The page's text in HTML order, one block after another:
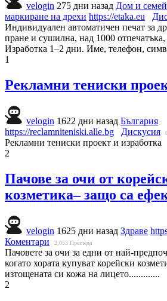
velogin 275 дни назад Дом и
маркиране на дрехи https://etaka.eu
Индивидуален автоматичен печат за
пране и сушилна, над 1000
Изработка 1–2 дни. Име, телефон,
1
Рекламни тениски
velogin 1622 дни назад България
https://reclamniteniski.alle.bg
Дискусия
Рекламни тениски проект и изработка
2
Пачове за очи от
козметика– защо са
velogin 1625 дни назад Здраве
Коментари
2,053 Прегледа
Пачовете за очи за едни от най-
когато хората купуват корейски
изтощената си кожа на лицето.............
2